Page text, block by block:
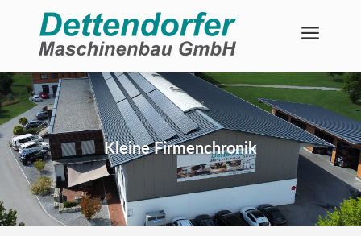
a
Kleine Firmenchronik